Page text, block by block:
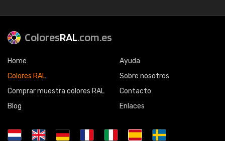
ColoresRAL.com.es
Home
Colores RAL
Comprar muestra colores RAL
Blog
Ayuda
Sobre nosotros
Contacto
Enlaces